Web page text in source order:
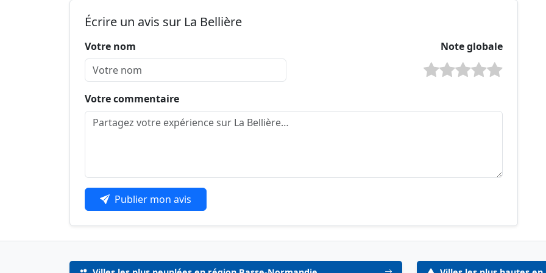
Écrire un avis sur La Bellière
Votre nom Note globale
Votre commentaire
Publier mon avis